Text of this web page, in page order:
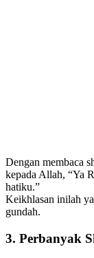
Dengan membaca
kepada Allah, “Ya
hatiku.”
Keikhlasan inilah
gundah.
3. Perbanyak